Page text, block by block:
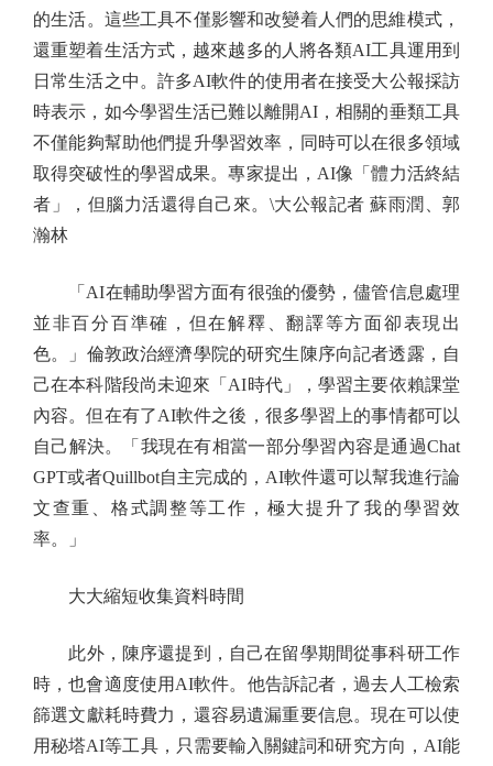
的生活。這些工具不僅影響和改變着人們的思維模式，
還重塑着生活方式，越來越多的人將各類AI工具運用到
日常生活之中。許多AI軟件的使用者在接受大公報採訪
時表示，如今學習生活已難以離開AI，相關的垂類工具
不僅能夠幫助他們提升學習效率，同時可以在很多領域
取得突破性的學習成果。專家提出，AI像「體力活終結
者」，但腦力活還得自己來。\大公報記者 蘇雨潤、郭
瀚林
「AI在輔助學習方面有很強的優勢，儘管信息處理
並非百分百準確，但在解釋、翻譯等方面卻表現出
色。」倫敦政治經濟學院的研究生陳序向記者透露，自
己在本科階段尚未迎來「AI時代」，學習主要依賴課堂
內容。但在有了AI軟件之後，很多學習上的事情都可以
自己解決。「我現在有相當一部分學習內容是通過Chat
GPT或者Quillbot自主完成的，AI軟件還可以幫我進行論
文查重、格式調整等工作，極大提升了我的學習效
率。」
大大縮短收集資料時間
此外，陳序還提到，自己在留學期間從事科研工作
時，也會適度使用AI軟件。他告訴記者，過去人工檢索
篩選文獻耗時費力，還容易遺漏重要信息。現在可以使
用秘塔AI等工具，只需要輸入關鍵詞和研究方向，AI能